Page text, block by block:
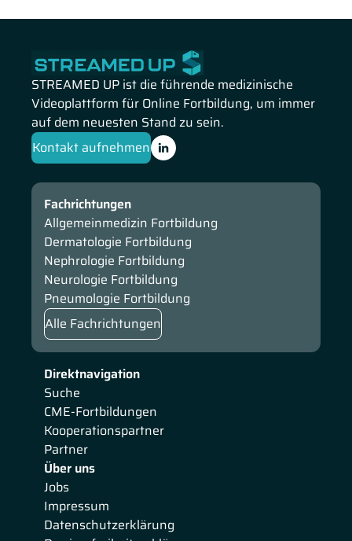
STREAMED UP ist die führende medizinische
Videoplattform für Online Fortbildung, um immer
auf dem neuesten Stand zu sein.
Kontakt aufnehmen
Direktnavigation
Suche
CME-Fortbildungen
Kooperationspartner
Partner
Über uns
Jobs
Impressum
Datenschutzerklärung
Fachrichtungen
Allgemeinmedizin Fortbildung
Dermatologie Fortbildung
Nephrologie Fortbildung
Neurologie Fortbildung
Pneumologie Fortbildung
Alle Fachrichtungen